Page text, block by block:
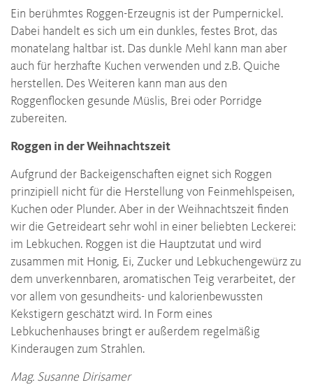
Ein berühmtes Roggen-Erzeugnis ist der Pumpernickel.
Dabei handelt es sich um ein dunkles, festes Brot, das
monatelang haltbar ist. Das dunkle Mehl kann man aber
auch für herzhafte Kuchen verwenden und z.B. Quiche
herstellen. Des Weiteren kann man aus den
Roggenflocken gesunde Müslis, Brei oder Porridge
zubereiten.
Roggen in der Weihnachtszeit
Aufgrund der Backeigenschaften eignet sich Roggen
prinzipiell nicht für die Herstellung von Feinmehlspeisen,
Kuchen oder Plunder. Aber in der Weihnachtszeit finden
wir die Getreideart sehr wohl in einer beliebten Leckerei:
im Lebkuchen. Roggen ist die Hauptzutat und wird
zusammen mit Honig, Ei, Zucker und Lebkuchengewürz zu
dem unverkennbaren, aromatischen Teig verarbeitet, der
vor allem von gesundheits- und kalorienbewussten
Kekstigern geschätzt wird. In Form eines
Lebkuchenhauses bringt er außerdem regelmäßig
Kinderaugen zum Strahlen.
Mag. Susanne Dirisamer